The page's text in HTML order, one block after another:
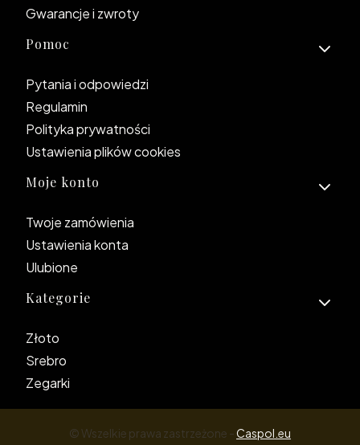
Gwarancje i zwroty
Pomoc
Pytania i odpowiedzi
Regulamin
Polityka prywatności
Ustawienia plików cookies
Moje konto
Twoje zamówienia
Ustawienia konta
Ulubione
Kategorie
Złoto
Srebro
Zegarki
© Wszelkie prawa zastrzeżone -Caspol.eu